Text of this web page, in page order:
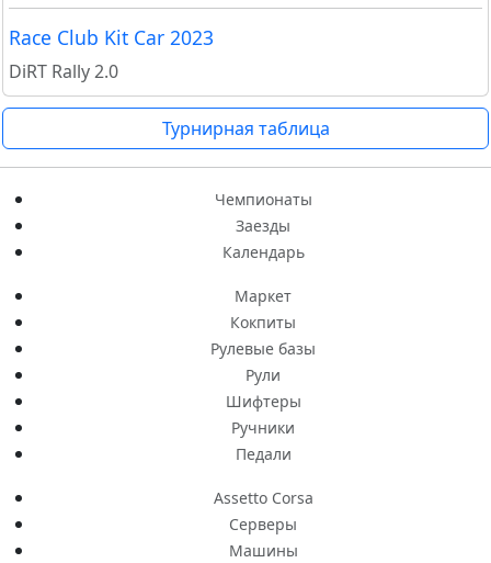
Race Club Kit Car 2023
DiRT Rally 2.0
Турнирная таблица
Чемпионаты
Заезды
Календарь
Маркет
Кокпиты
Рулевые базы
Рули
Шифтеры
Ручники
Педали
Assetto Corsa
Серверы
Машины